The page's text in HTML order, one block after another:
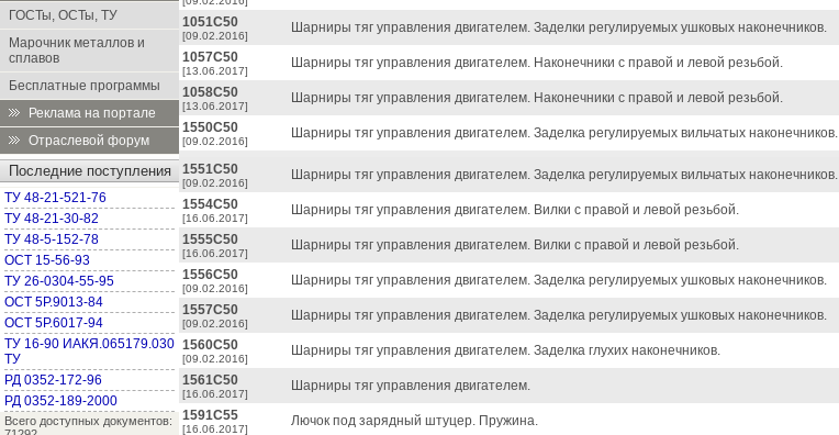
ГОСТы, ОСТы, ТУ
Марочник металлов и
сплавов
Бесплатные программы
Реклама на портале
Отраслевой форум
Последние поступления
ТУ 48-21-521-76
ТУ 48-21-30-82
ТУ 48-5-152-78
ОСТ 15-56-93
ТУ 26-0304-55-95
ОСТ 5Р.9013-84
ОСТ 5Р.6017-94
ТУ 16-90 ИАКЯ.065179.030
ТУ
РД 0352-172-96
РД 0352-189-2000
Всего доступных документов:
1051С50
[09.02.2016]
Шарниры тяг управления двигателем. Заделки регулируемых ушковых наконечников.
1057С50
[13.06.2017]
Шарниры тяг управления двигателем. Наконечники с правой и левой резьбой.
1058С50
[13.06.2017]
Шарниры тяг управления двигателем. Наконечники с правой и левой резьбой.
1550С50
[09.02.2016]
Шарниры тяг управления двигателем. Заделка регулируемых вильчатых наконечников.
1551С50
[09.02.2016]
Шарниры тяг управления двигателем. Заделка регулируемых вильчатых наконечников.
1554С50
[16.06.2017]
Шарниры тяг управления двигателем. Вилки с правой и левой резьбой.
1555С50
[16.06.2017]
Шарниры тяг управления двигателем. Вилки с правой и левой резьбой.
1556С50
[09.02.2016]
Шарниры тяг управления двигателем. Заделка регулируемых ушковых наконечников.
1557С50
[09.02.2016]
Шарниры тяг управления двигателем. Заделка регулируемых ушковых наконечников.
1560С50
[09.02.2016]
Шарниры тяг управления двигателем. Заделка глухих наконечников.
1561С50
[16.06.2017]
Шарниры тяг управления двигателем.
1591С55
[16.06.2017]
Лючок под зарядный штуцер. Пружина.